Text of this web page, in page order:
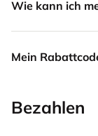
Wie kann ich
Mein
Bezahlen